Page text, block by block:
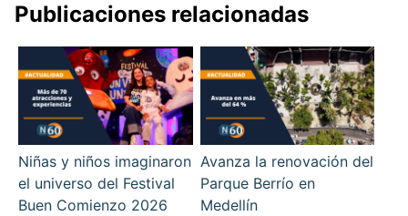
Publicaciones relacionadas
Niñas y niños imaginaron
el universo del Festival
Buen Comienzo 2026
Avanza la renovación del
Parque Berrío en
Medellín